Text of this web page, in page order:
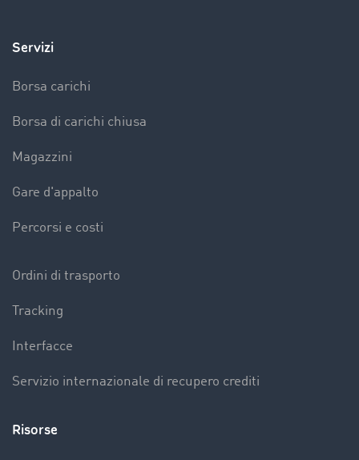
Servizi
Borsa carichi
Borsa di carichi chiusa
Magazzini
Gare d'appalto
Percorsi e costi
Ordini di trasporto
Tracking
Interfacce
Servizio internazionale di recupero crediti
Risorse